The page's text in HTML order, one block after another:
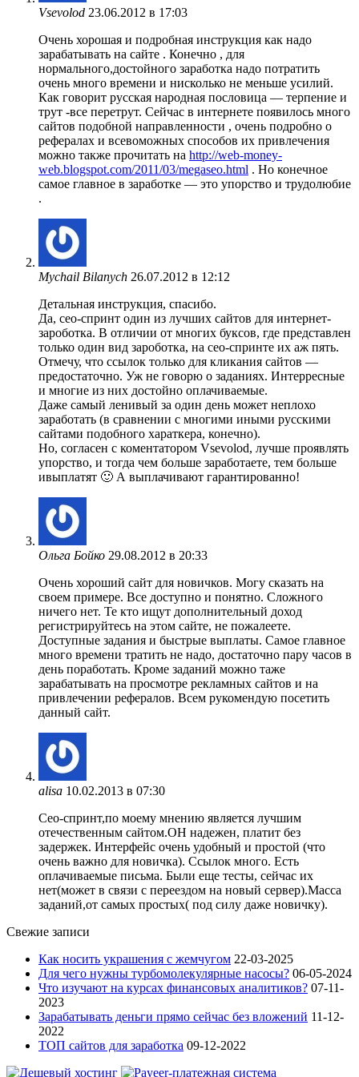
Vsevolod 23.06.2012 в 17:03
Очень хорошая и подробная инструкция как надо
зарабатывать на сайте . Конечно , для
нормального,достойного заработка надо потратить
очень много времени и нисколько не меньше усилий.
Как говорит русская народная пословица — терпение и
трут -все перетрут. Сейчас в интернете появилось много
сайтов подобной направленности , очень подробно о
рефералах и всевоможных способов их привлечения
можно также прочитать на http://web-money-
web.blogspot.com/2011/03/megaseo.html . Но конечное
самое главное в заработке — это упорство и трудолюбие
.
Mychail Bilanych 26.07.2012 в 12:12
Детальная инструкция, спасибо.
Да, сео-спринт один из лучших сайтов для интернет-
зароботка. В отличии от многих буксов, где представлен
только один вид зароботка, на сео-спринте их аж пять.
Отмечу, что ссылок только для кликания сайтов —
предостаточно. Уж не говорю о заданиях. Интерресные
и многие из них достойно оплачиваемые.
Даже самый ленивый за один день может неплохо
заработать (в сравнении с многими иными русскими
сайтами подобного хараткера, конечно).
Но, согласен с коментатором Vsevolod, лучше проявлять
упорство, и тогда чем больше заработаете, тем больше
ивыплатят 🙂 А выплачивают гарантированно!
Ольга Бойко 29.08.2012 в 20:33
Очень хороший сайт для новичков. Могу сказать на
своем примере. Все доступно и понятно. Сложного
ничего нет. Те кто ищут дополнительный доход
регистрируйтесь на этом сайте, не пожалеете.
Доступные задания и быстрые выплаты. Самое главное
много времени тратить не надо, достаточно пару часов в
день поработать. Кроме заданий можно таже
зарабатывать на просмотре рекламных сайтов и на
привлечении рефералов. Всем рукомендую посетить
данный сайт.
alisa 10.02.2013 в 07:30
Сео-спринт,по моему мнению является лучшим
отечественным сайтом.ОН надежен, платит без
задержек. Интерфейс очень удобный и простой (что
очень важно для новичка). Ссылок много. Есть
оплачиваемые письма. Были еще тесты, сейчас их
нет(может в связи с переездом на новый сервер).Масса
заданий,от самых простых( под силу даже новичку).
Свежие записи
Как носить украшения с жемчугом 22-03-2025
Для чего нужны турбомолекулярные насосы? 06-05-2024
Что изучают на курсах финансовых аналитиков? 07-11-
2023
Зарабатывать деньги прямо сейчас без вложений 11-12-
2022
ТОП сайтов для заработка 09-12-2022